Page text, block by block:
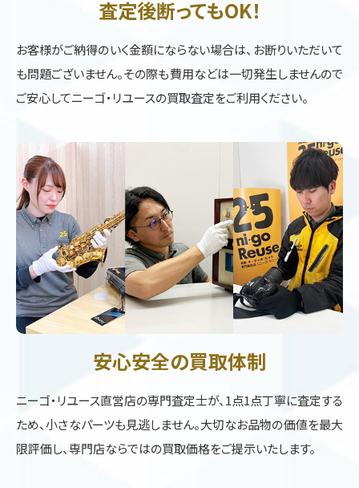
査定後断ってもOK！
お客様がご納得のいく金額にならない場合は、お断りいただいて
も問題ございません。その際も費用などは一切発生しませんので
ご安心してニーゴ・リユースの買取査定をご利用ください。
安心安全の買取体制
ニーゴ・リユース直営店の専門査定士が、1点1点丁寧に査定する
ため、小さなパーツも見逃しません。大切なお品物の価値を最大
限評価し、専門店ならではの買取価格をご提示いたします。